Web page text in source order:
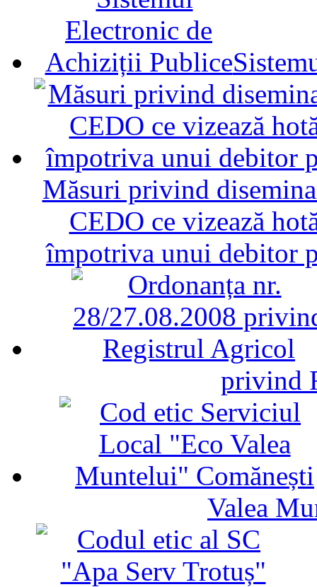
Măsuri privind
CEDO ce vizează
împotriva unui debitor
privind
Valea